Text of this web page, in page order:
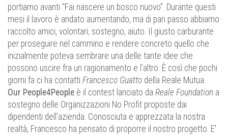
portiamo avanti “Fai nascere un bosco nuovo”. Durante questi
mesi il lavoro è andato aumentando, ma di pari passo abbiamo
raccolto amici, volontari, sostegno, aiuto. Il giusto carburante
per proseguire nel cammino e rendere concreto quello che
inizialmente poteva sembrare una delle tante idee che
possono uscire fra un ragionamento e l’altro. È così che pochi
giorni fa ci ha contatti Francesco Guatto della Reale Mutua.
Our People4People è il contest lanciato da Reale Foundation a
sostegno delle Organizzazioni No Profit proposte dai
dipendenti dell’azienda. Conosciuta e apprezzata la nostra
realtà, Francesco ha pensato di proporre il nostro progetto. E'